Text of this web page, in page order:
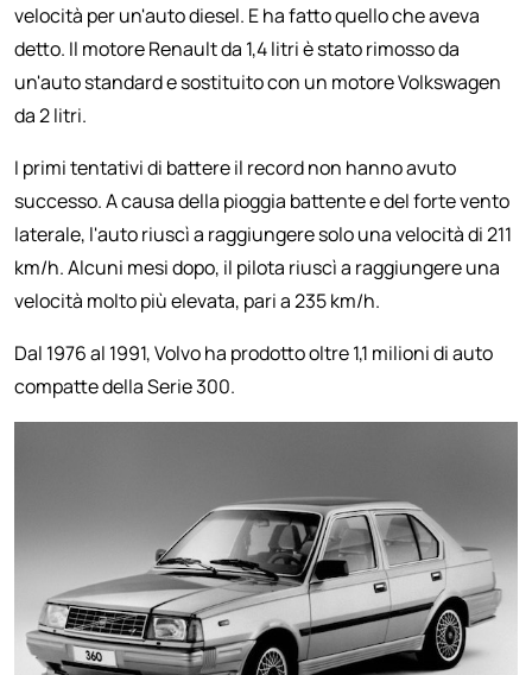
velocità per un'auto diesel. E ha fatto quello che aveva
detto. Il motore Renault da 1,4 litri è stato rimosso da
un'auto standard e sostituito con un motore Volkswagen
da 2 litri.
I primi tentativi di battere il record non hanno avuto
successo. A causa della pioggia battente e del forte vento
laterale, l'auto riuscì a raggiungere solo una velocità di 211
km/h. Alcuni mesi dopo, il pilota riuscì a raggiungere una
velocità molto più elevata, pari a 235 km/h.
Dal 1976 al 1991, Volvo ha prodotto oltre 1,1 milioni di auto
compatte della Serie 300.